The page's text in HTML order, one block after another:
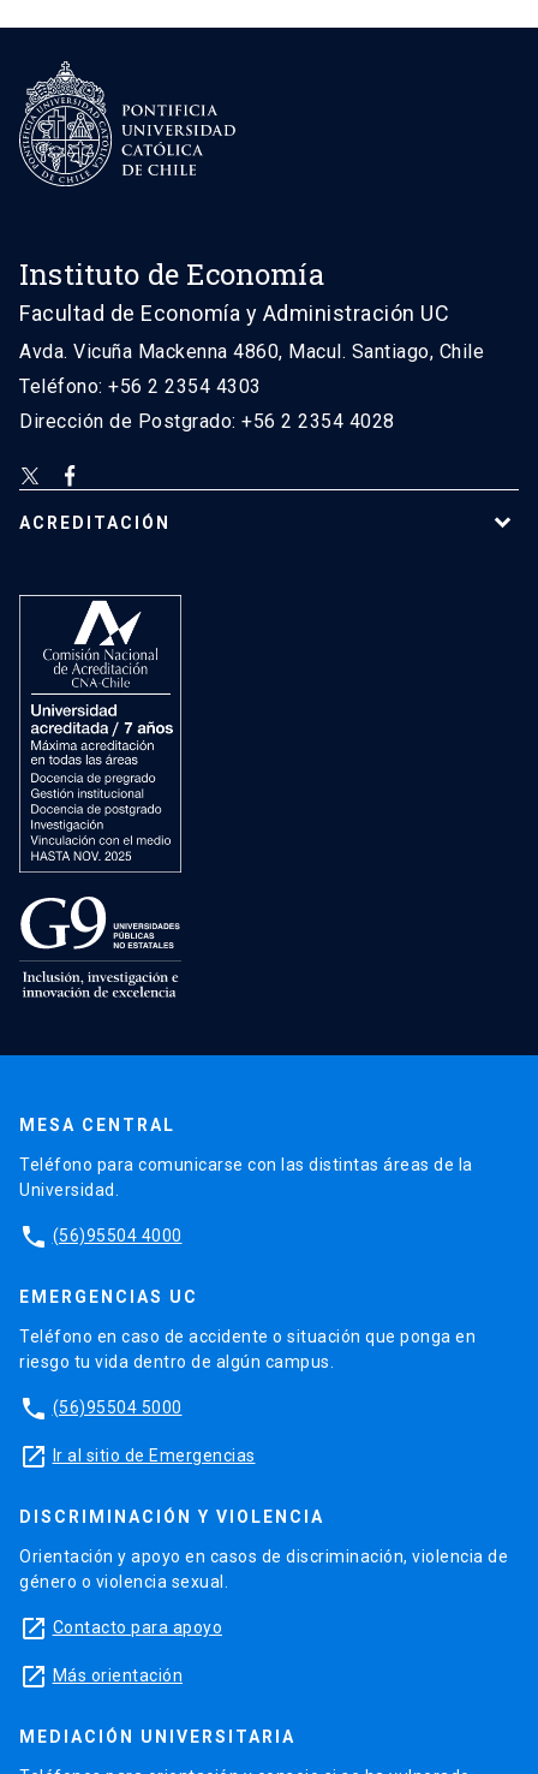
Instituto de Economía
Facultad de Economía y Administración UC
Avda. Vicuña Mackenna 4860, Macul. Santiago, Chile
Teléfono: +56 2 2354 4303
Dirección de Postgrado: +56 2 2354 4028
ACREDITACIÓN
MESA CENTRAL
Teléfono para comunicarse con las distintas áreas de la
Universidad.
phone (56)95504 4000
EMERGENCIAS UC
Teléfono en caso de accidente o situación que ponga en
riesgo tu vida dentro de algún campus.
phone (56)95504 5000
launch Ir al sitio de Emergencias
DISCRIMINACIÓN Y VIOLENCIA
Orientación y apoyo en casos de discriminación, violencia de
género o violencia sexual.
launch Contacto para apoyo
launch Más orientación
MEDIACIÓN UNIVERSITARIA